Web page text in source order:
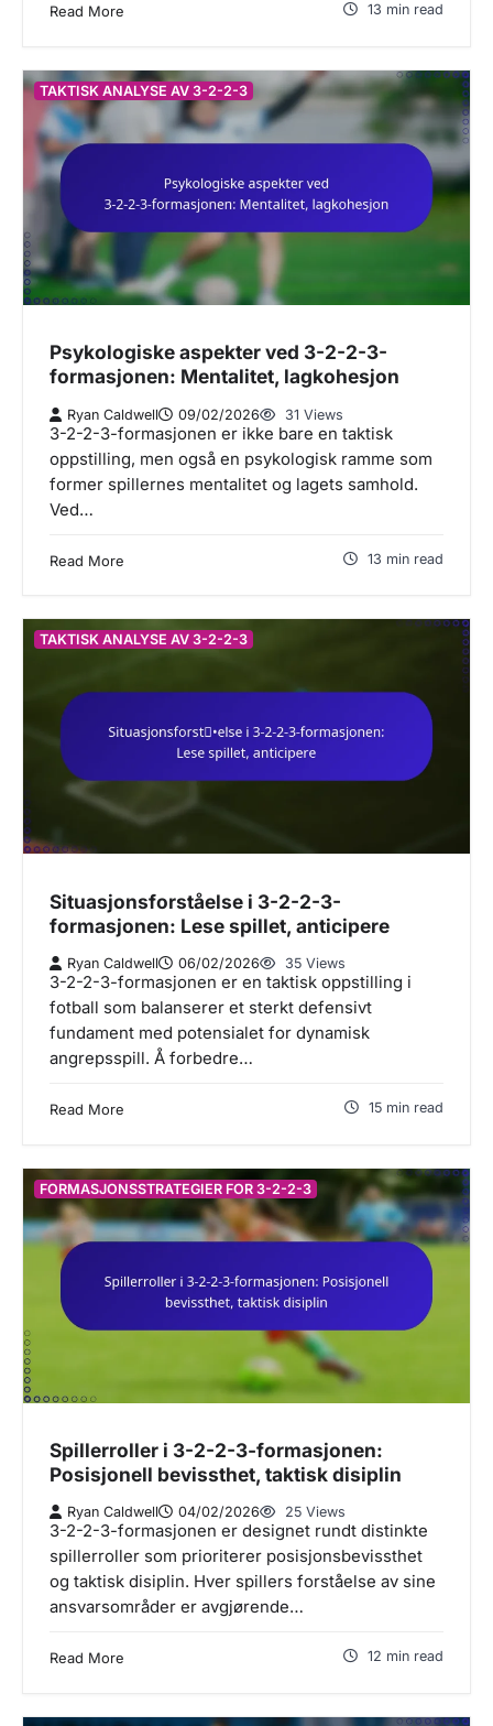
Read More 13 min read
TAKTISK ANALYSE AV 3-2-2-3
Psykologiske aspekter ved 3-2-2-3-
formasjonen: Mentalitet, lagkohesjon
Ryan Caldwell 09/02/2026 31 Views
3-2-2-3-formasjonen er ikke bare en taktisk
oppstilling, men også en psykologisk ramme som
former spillernes mentalitet og lagets samhold.
Ved…
Read More 13 min read
TAKTISK ANALYSE AV 3-2-2-3
Situasjonsforståelse i 3-2-2-3-
formasjonen: Lese spillet, anticipere
Ryan Caldwell 06/02/2026 35 Views
3-2-2-3-formasjonen er en taktisk oppstilling i
fotball som balanserer et sterkt defensivt
fundament med potensialet for dynamisk
angrepsspill. Å forbedre…
Read More 15 min read
FORMASJONSSTRATEGIER FOR 3-2-2-3
Spillerroller i 3-2-2-3-formasjonen:
Posisjonell bevissthet, taktisk disiplin
Ryan Caldwell 04/02/2026 25 Views
3-2-2-3-formasjonen er designet rundt distinkte
spillerroller som prioriterer posisjonsbevissthet
og taktisk disiplin. Hver spillers forståelse av sine
ansvarsområder er avgjørende…
Read More 12 min read